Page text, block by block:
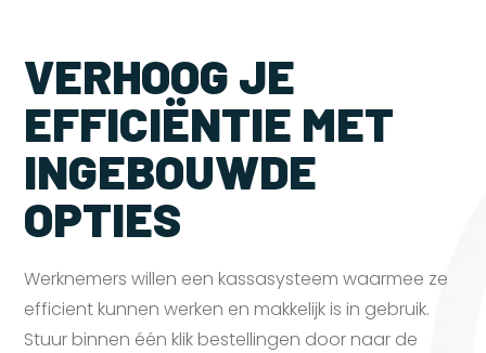
VERHOOG JE
EFFICIËNTIE MET
INGEBOUWDE
OPTIES
Werknemers willen een kassasysteem waarmee ze
efficient kunnen werken en makkelijk is in gebruik.
Stuur binnen één klik bestellingen door naar de